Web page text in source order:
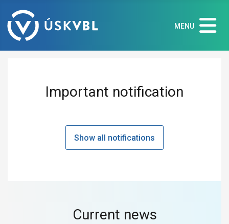
MENU
Important notification
Show all notifications
Current news